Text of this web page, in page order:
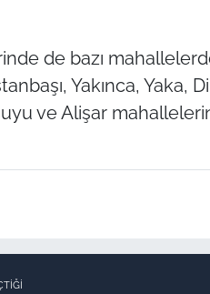
de bazı
Yakınca, Yaka,
ve Alişar